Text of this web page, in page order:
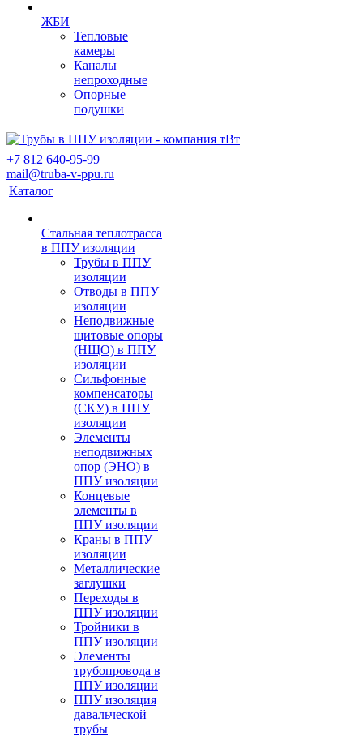
ЖБИ
Тепловые
камеры
Каналы
непроходные
Опорные
подушки
+7 812 640-95-99
mail@truba-v-ppu.ru
Каталог
Стальная теплотрасса
в ППУ изоляции
Трубы в ППУ
изоляции
Отводы в ППУ
изоляции
Неподвижные
щитовые опоры
(НЩО) в ППУ
изоляции
Cильфонные
компенсаторы
(СКУ) в ППУ
изоляции
Элементы
неподвижных
опор (ЭНО) в
ППУ изоляции
Концевые
элементы в
ППУ изоляции
Краны в ППУ
изоляции
Металлические
заглушки
Переходы в
ППУ изоляции
Тройники в
ППУ изоляции
Элементы
трубопровода в
ППУ изоляции
ППУ изоляция
давальческой
трубы